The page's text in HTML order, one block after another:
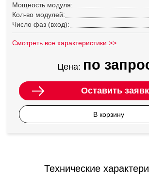
Мощность модуля:
Кол-во модулей:
Число фаз (вход):
Смотреть все характеристики >>
Цена: по
Оставить
В корзину
Технические